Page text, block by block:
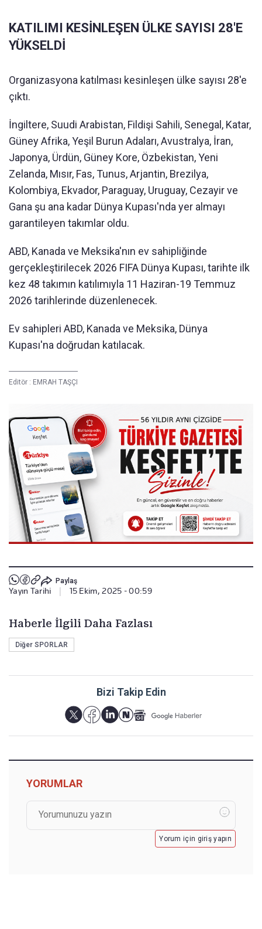
KATILIMI KESİNLEŞEN ÜLKE SAYISI 28'E
YÜKSELDİ
Organizasyona katılması kesinleşen ülke sayısı 28'e
çıktı.
İngiltere, Suudi Arabistan, Fildişi Sahili, Senegal, Katar,
Güney Afrika, Yeşil Burun Adaları, Avustralya, İran,
Japonya, Ürdün, Güney Kore, Özbekistan, Yeni
Zelanda, Mısır, Fas, Tunus, Arjantin, Brezilya,
Kolombiya, Ekvador, Paraguay, Uruguay, Cezayir ve
Gana şu ana kadar Dünya Kupası'nda yer almayı
garantileyen takımlar oldu.
ABD, Kanada ve Meksika'nın ev sahipliğinde
gerçekleştirilecek 2026 FIFA Dünya Kupası, tarihte ilk
kez 48 takımın katılımıyla 11 Haziran-19 Temmuz
2026 tarihlerinde düzenlenecek.
Ev sahipleri ABD, Kanada ve Meksika, Dünya
Kupası'na doğrudan katılacak.
Editör : EMRAH TAŞÇI
Paylaş
Yayın Tarihi 15 Ekim, 2025 - 00:59
Haberle İlgili Daha Fazlası
Diğer SPORLAR
Bizi Takip Edin
YORUMLAR
Yorum için giriş yapın